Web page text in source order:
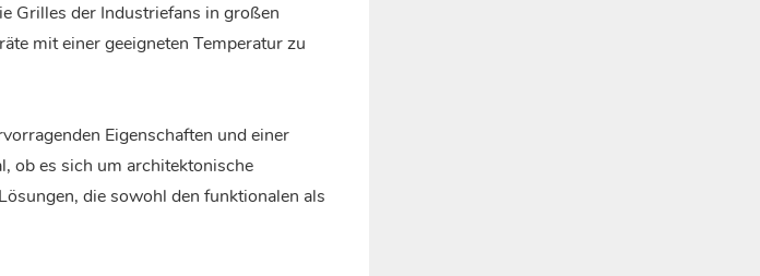
Grilles der Industriefans in großen
mit einer geeigneten Temperatur zu
Eigenschaften und einer
ob es sich um architektonische
die sowohl den funktionalen als